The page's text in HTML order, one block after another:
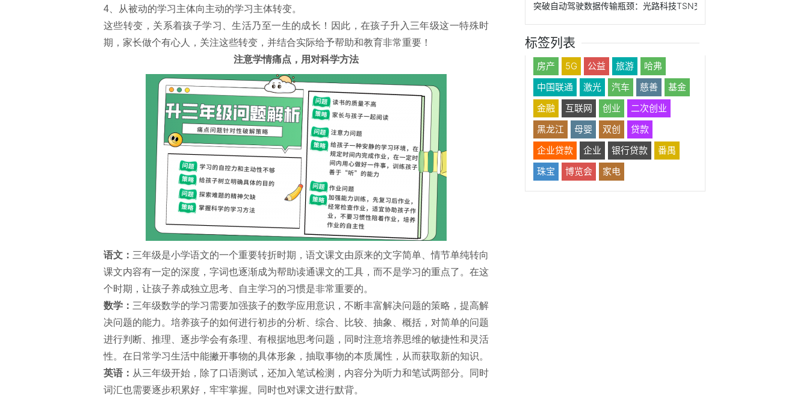
4、从被动的学习主体向主动的学习主体转变。
这些转变，关系着孩子学习、生活乃至一生的成长！因此，在孩子升入三年级这一特殊时
期，家长做个有心人，关注这些转变，并结合实际给予帮助和教育非常重要！
注意学情痛点，用对科学方法
语文： 三年级是小学语文的一个重要转折时期，语文课文由原来的文字简单、情节单纯转向
课文内容有一定的深度，字词也逐渐成为帮助读通课文的工具，而不是学习的重点了。在这
个时期，让孩子养成独立思考、自主学习的习惯是非常重要的。
数学： 三年级数学的学习需要加强孩子的数学应用意识，不断丰富解决问题的策略，提高解
决问题的能力。培养孩子的如何进行初步的分析、综合、比较、抽象、概括，对简单的问题
进行判断、推理、逐步学会有条理、有根据地思考问题，同时注意培养思维的敏捷性和灵活
性。在日常学习生活中能撇开事物的具体形象，抽取事物的本质属性，从而获取新的知识。
英语： 从三年级开始，除了口语测试，还加入笔试检测，内容分为听力和笔试两部分。同时
词汇也需要逐步积累好，牢牢掌握。同时也对课文进行默背。
突破自动驾驶数据传输瓶颈：光路科技TSN交换机应用解读
标签列表
房产 5G 公益 旅游
哈弗
中国联通
激光 汽车 慈善
基金
金融
互联网 创业
二次创业
黑龙江
母婴 双创
贷款
企业贷款
企业 银行贷款
番禺
珠宝
博览会 家电